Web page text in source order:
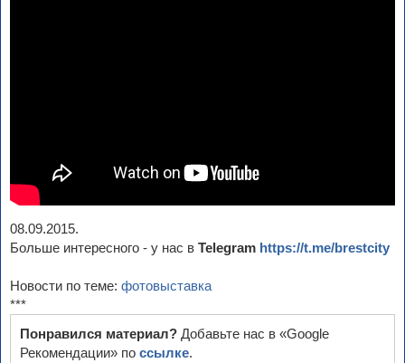
08.09.2015.
Больше интересного - у нас в Telegram https://t.me/brestcity
Новости по теме: фотовыставка
***
Понравился материал? Добавьте нас в «Google
Рекомендации» по ссылке.